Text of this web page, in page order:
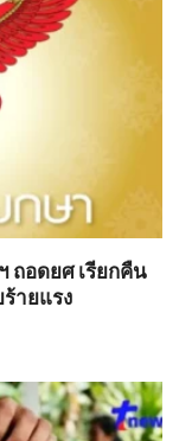
ถอดยศ เรียกคืน
ายแรง